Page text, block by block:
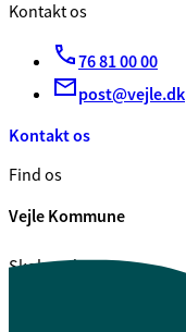
Kontakt os
76 81 00 00
post@vejle.dk
Kontakt os
Find os
Vejle Kommune
Skolegade 1